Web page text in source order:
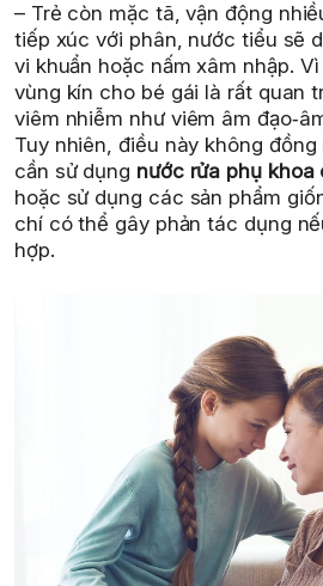
– Trẻ còn mặc tã, vận động
tiếp xúc với phân, nước tiểu sẽ
vi khuẩn hoặc nấm xâm nhập.
vùng kín cho bé gái là rất quan
viêm nhiễm như viêm âm
Tuy nhiên, điều này không
cần sử dụng nước rửa phụ khoa
hoặc sử dụng các sản phẩm
chí có thể gây phản tác dụng
hợp.